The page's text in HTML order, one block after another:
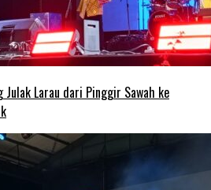
Julak Larau dari Pinggir Sawah ke